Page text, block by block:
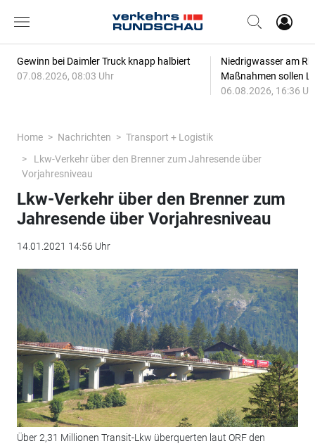
Gewinn bei Daimler Truck knapp halbiert
07.08.2026, 08:03 Uhr
Niedrigwasser am
Maßnahmen sollen
06.08.2026, 16:36
Home Nachrichten
Transport + Logistik
Lkw-Verkehr über den Brenner zum Jahresende über
Vorjahresniveau
Lkw-Verkehr über den Brenner zum
Jahresende über Vorjahresniveau
14.01.2021 14:56 Uhr
Über 2,31 Millionen Transit-Lkw überquerten laut ORF den